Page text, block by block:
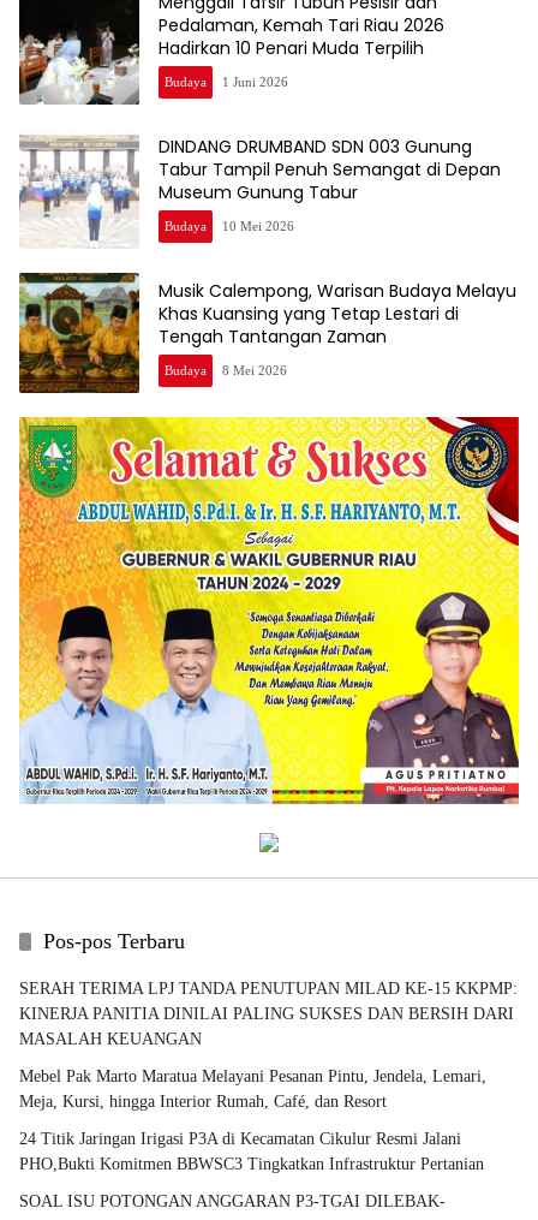
Pedalaman, Kemah Tari Riau 2026
Hadirkan 10 Penari Muda Terpilih
Budaya 1 Juni 2026
DINDANG DRUMBAND SDN 003 Gunung
Tabur Tampil Penuh Semangat di Depan
Museum Gunung Tabur
Budaya 10 Mei 2026
Musik Calempong, Warisan Budaya Melayu
Khas Kuansing yang Tetap Lestari di
Tengah Tantangan Zaman
Budaya 8 Mei 2026
Pos-pos Terbaru
SERAH TERIMA LPJ TANDA PENUTUPAN MILAD KE-15 KKPMP:
KINERJA PANITIA DINILAI PALING SUKSES DAN BERSIH DARI
MASALAH KEUANGAN
Mebel Pak Marto Maratua Melayani Pesanan Pintu, Jendela, Lemari,
Meja, Kursi, hingga Interior Rumah, Café, dan Resort
24 Titik Jaringan Irigasi P3A di Kecamatan Cikulur Resmi Jalani
PHO,Bukti Komitmen BBWSC3 Tingkatkan Infrastruktur Pertanian
SOAL ISU POTONGAN ANGGARAN P3-TGAI DILEBAK-